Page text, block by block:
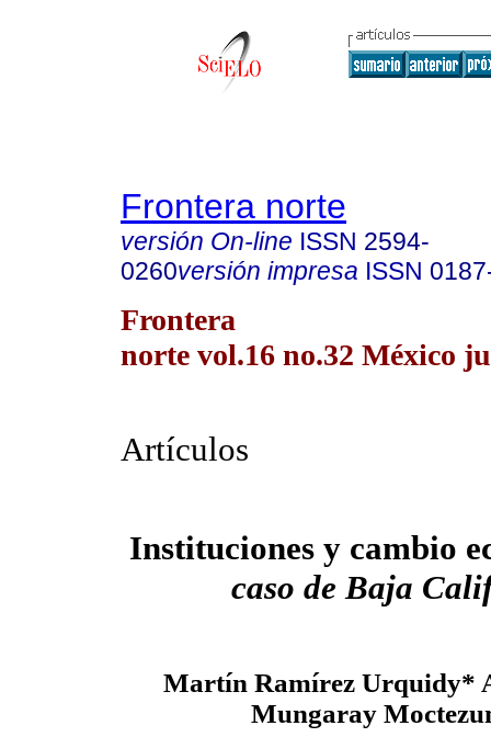
Frontera norte
versión On-line ISSN 2594-
0260versión impresa ISSN
Frontera
norte vol.16 no.32 México
Artículos
Instituciones y cambio
caso de Baja
Martín Ramírez Urquidy*
Mungaray